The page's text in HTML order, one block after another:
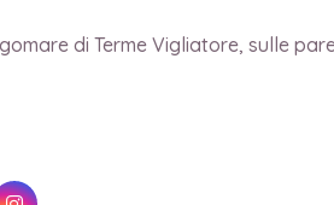
di Terme Vigliatore, sulle